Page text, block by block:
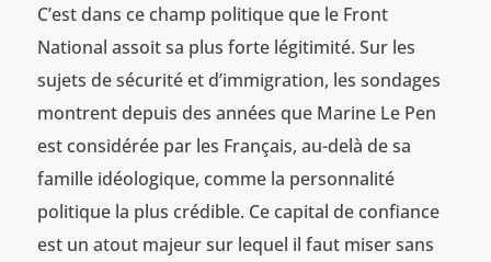
C’est dans ce champ politique que le Front
National assoit sa plus forte légitimité. Sur les
sujets de sécurité et d’immigration, les sondages
montrent depuis des années que Marine Le Pen
est considérée par les Français, au-delà de sa
famille idéologique, comme la personnalité
politique la plus crédible. Ce capital de confiance
est un atout majeur sur lequel il faut miser sans